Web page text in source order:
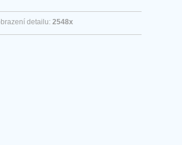
detailu: 2548x